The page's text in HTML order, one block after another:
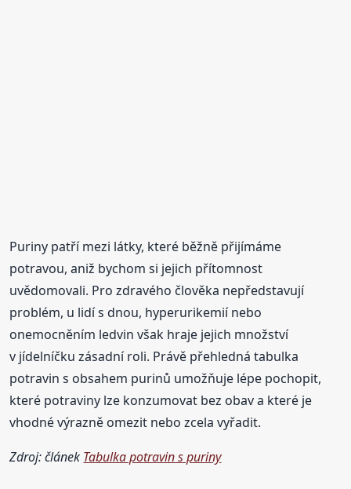
Puriny patří mezi látky, které běžně přijímáme
potravou, aniž bychom si jejich přítomnost
uvědomovali. Pro zdravého člověka nepředstavují
problém, u lidí s dnou, hyperurikemií nebo
onemocněním ledvin však hraje jejich množství
v jídelníčku zásadní roli. Právě přehledná tabulka
potravin s obsahem purinů umožňuje lépe pochopit,
které potraviny lze konzumovat bez obav a které je
vhodné výrazně omezit nebo zcela vyřadit.
Zdroj: článek Tabulka potravin s puriny